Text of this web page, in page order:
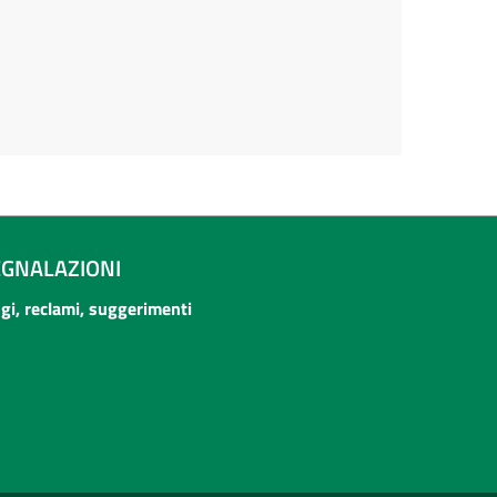
reclami, suggerimenti